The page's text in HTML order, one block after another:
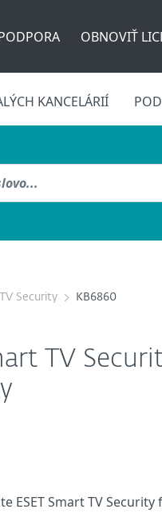
OBNOVIŤ
KANCELÁRIÍ
Security KB6860
TV
ESET Smart TV